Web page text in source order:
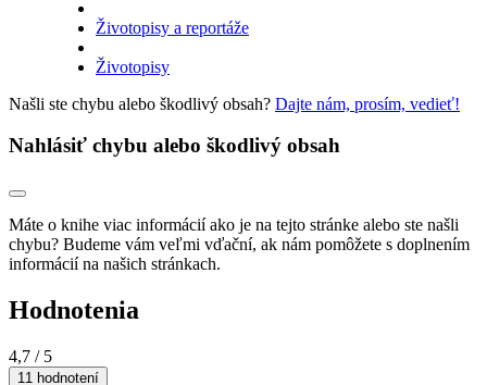
Životopisy a reportáže
Životopisy
Našli ste chybu alebo škodlivý obsah? Dajte nám, prosím, vedieť!
Nahlásiť chybu alebo škodlivý obsah
Máte o knihe viac informácií ako je na tejto stránke alebo ste našli
chybu? Budeme vám veľmi vďační, ak nám pomôžete s doplnením
informácií na našich stránkach.
Hodnotenia
4,7 / 5
11 hodnotení